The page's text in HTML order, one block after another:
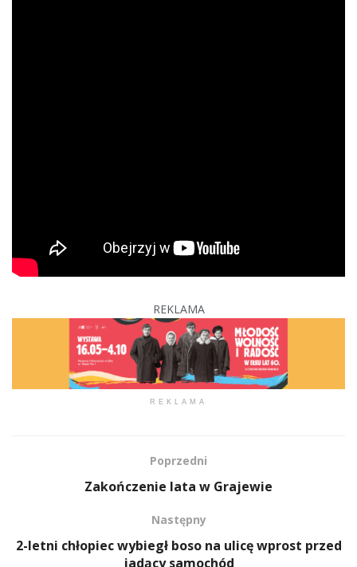
REKLAMA
REKLAMA
Poprzedni
Zakończenie lata w Grajewie
Następny
2-letni chłopiec wybiegł boso na ulicę wprost przed
jadący samochód